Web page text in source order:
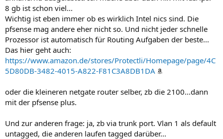
8 gb ist schon viel...
Wichtig ist eben immer ob es wirklich Intel nics sind. Die
pfsense mag andere eher nicht so. Und nicht jeder schnelle
Prozessor ist automatisch für Routing Aufgaben der beste...
Das hier geht auch:
https://www.amazon.de/stores/Protectli/Homepage/page/4C
5D80DB-3482-4015-A822-F81C3A8DB1DA
oder die kleineren netgate router selber, zb die 2100...dann
mit der pfsense plus.
Und zur anderen frage: ja, zb via trunk port. Vlan 1 als default
untagged, die anderen laufen tagged darüber...